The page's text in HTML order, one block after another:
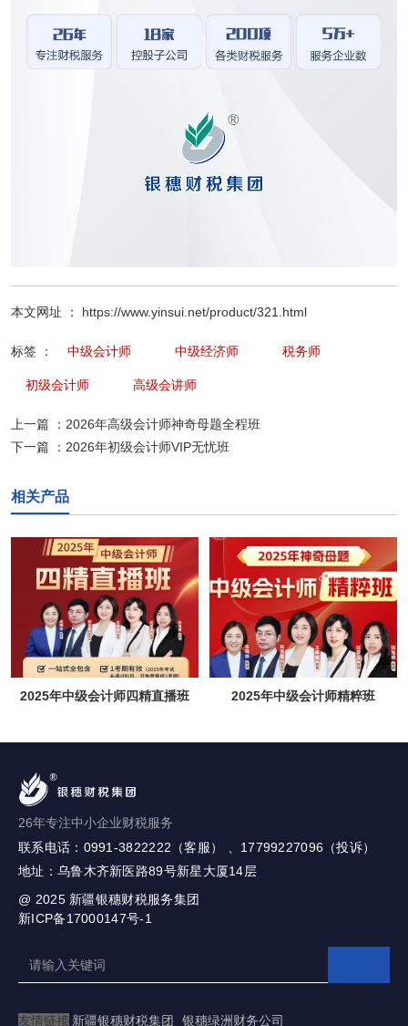
本文网址 ： https://www.yinsui.net/product/321.html
标签 ： 中级会计师 中级经济师 税务师
初级会计师 高级会讲师
上一篇 ： 2026年高级会计师神奇母题全程班
下一篇 ： 2026年初级会计师VIP无忧班
相关产品
2025年中级会计师四精直播班 2025年中级会计师精粹班
26年专注中小企业财税服务
联系电话：0991-3822222（客服） 、17799227096（投诉）
地址：乌鲁木齐新医路89号新星大厦14层
@ 2025 新疆银穗财税服务集团
新ICP备17000147号-1
友情链接 新疆银穗财税集团 银穗绿洲财务公司